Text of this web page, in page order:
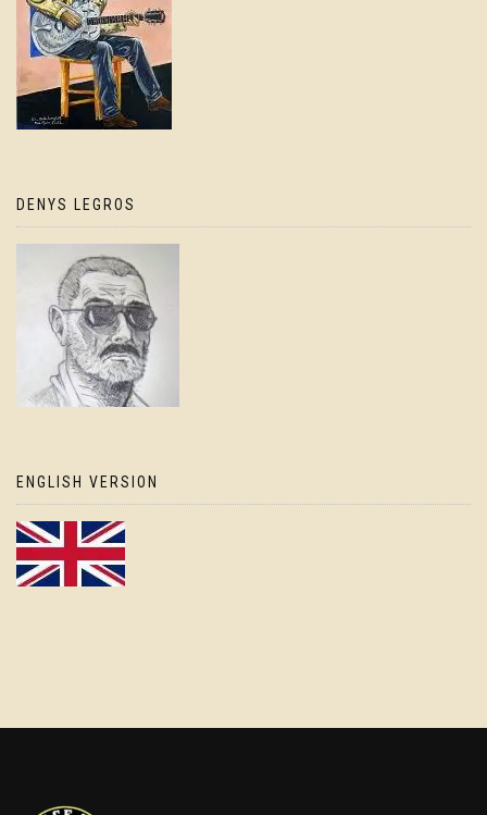
DENYS LEGROS
ENGLISH VERSION